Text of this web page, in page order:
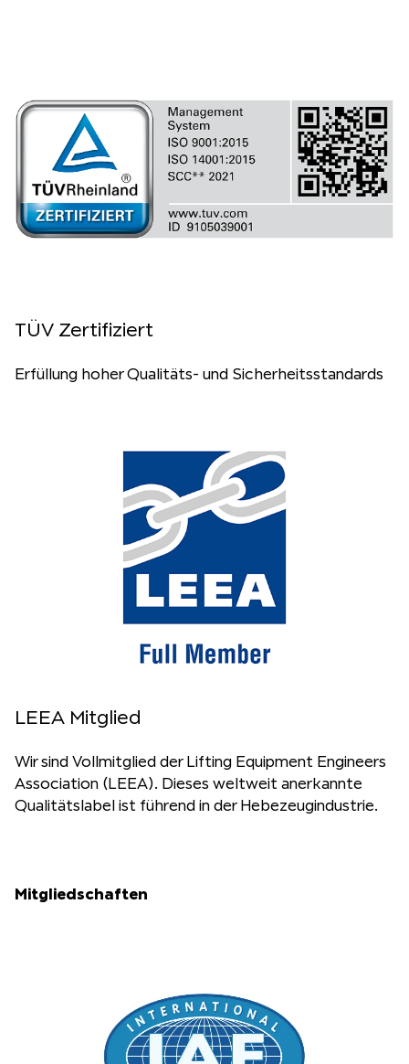
TÜV Zertifiziert
Erfüllung hoher Qualitäts- und Sicherheitsstandards
LEEA Mitglied
Wir sind Vollmitglied der Lifting Equipment Engineers
Association (LEEA). Dieses weltweit anerkannte
Qualitätslabel ist führend in der Hebezeugindustrie.
Mitgliedschaften